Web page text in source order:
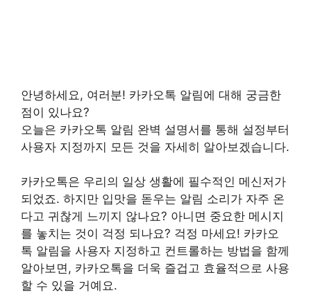
안녕하세요, 여러분! 카카오톡 알림에 대해 궁금한
점이 있나요?
오늘은 카카오톡 알림 완벽 설명서를 통해 설정부터
사용자 지정까지 모든 것을 자세히 알아보겠습니다.
카카오톡은 우리의 일상 생활에 필수적인 메신저가
되었죠. 하지만 입맛을 돋우는 알림 소리가 자주 온
다고 귀찮게 느끼지 않나요? 아니면 중요한 메시지
를 놓치는 것이 걱정 되나요? 걱정 마세요! 카카오
톡 알림을 사용자 지정하고 컨트롤하는 방법을 함께
알아보면, 카카오톡을 더욱 즐겁고 효율적으로 사용
할 수 있을 거예요.